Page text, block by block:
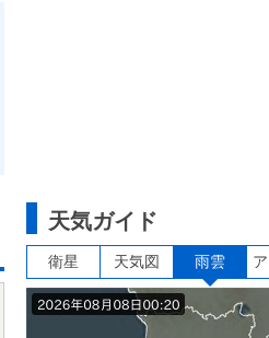
天気ガイド
衛星 天気図 雨雲